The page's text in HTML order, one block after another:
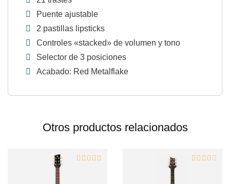
Puente ajustable
2 pastillas lipsticks
Controles «stacked» de volumen y tono
Selector de 3 posiciones
Acabado: Red Metalflake
Otros productos relacionados